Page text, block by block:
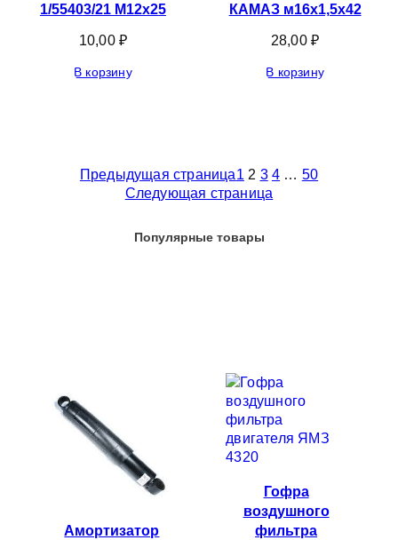
1/55403/21 М12х25
10,00 ₽
В корзину
КАМАЗ м16х1,5х42
28,00₽
В корзину
Предыдущая страница1 2 3 4 … 50
Следующая страница
Популярные товары
Амортизатор
Гофра
воздушного
фильтра